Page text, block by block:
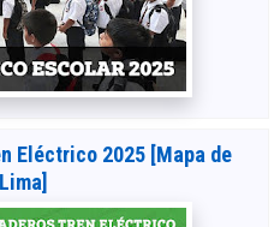
Eléctrico 2025 [Mapa de